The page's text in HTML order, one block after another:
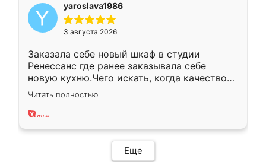
yaroslava1986
3 августа 2026
Заказала себе новый шкаф в студии
Ренессанс где ранее заказывала себе
новую кухню.Чего искать, когда качеством
вполне довольна. Служит кухня уже почти
два года, нареканий нет.
Читать полностью
Еще